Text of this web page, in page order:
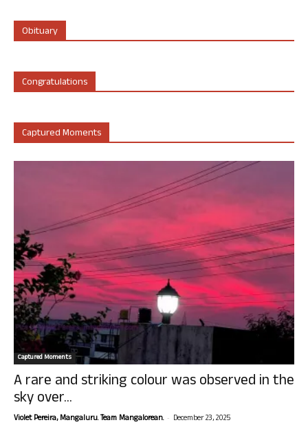
Obituary
Congratulations
Captured Moments
Captured Moments
A rare and striking colour was observed in the
sky over...
Violet Pereira, Mangaluru. Team Mangalorean. - December 23, 2025